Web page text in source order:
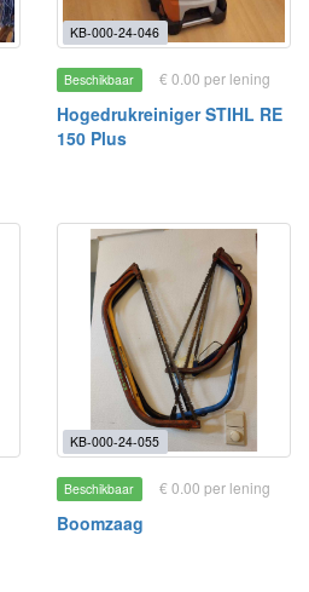
KB-000-24-046
Beschikbaar € 0.00 per lening
Hogedrukreiniger STIHL RE
150 Plus
KB-000-24-055
Beschikbaar € 0.00 per lening
Boomzaag